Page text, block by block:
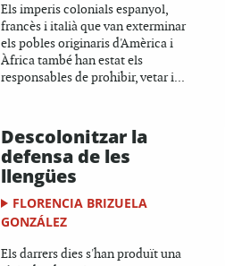
Els imperis colonials espanyol,
francès i italià que van exterminar
els pobles originaris d'Amèrica i
Àfrica també han estat els
responsables de prohibir, vetar i...
Descolonitzar la
defensa de les
llengües
FLORENCIA BRIZUELA
GONZÁLEZ
Els darrers dies s'han produït una